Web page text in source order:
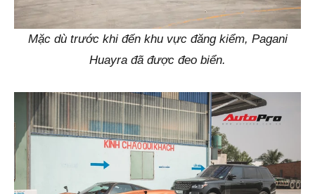
Mặc dù trước khi đến khu vực đăng kiểm, Pagani
Huayra đã được đeo biển.